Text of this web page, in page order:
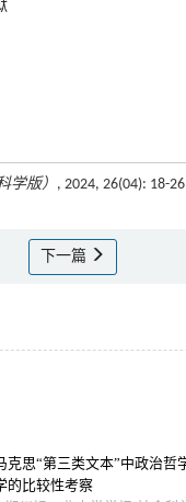
学版） , 2024, 26(04): 18-26
下一篇